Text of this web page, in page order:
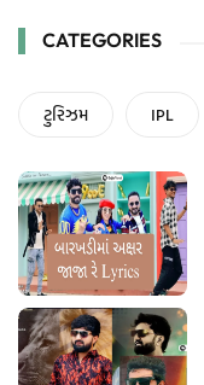
CATEGORIES
ટુરિઝમ IPL